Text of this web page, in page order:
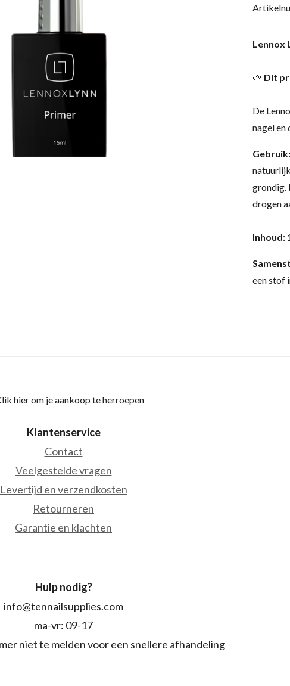
Lennox
🌱 Dit
De
nagel
Gebruik:
grondig.
drogen
Inhoud:
een stof
hier om je aankoop te herroepen
Klantenservice
Contact
Veelgestelde vragen
Levertijd en verzendkosten
Retourneren
Garantie en klachten
Hulp nodig?
info@tennailsupplies.com
ma-vr: 09-17
niet te melden voor een snellere afhandeling